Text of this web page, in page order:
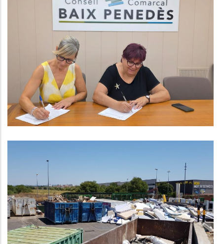
El Consell Comarcal Del Baix
Penedès I L’Ajuntament Del
Vendrell Signen Un Conveni Per
Impulsar Els Casals Inclusius
Aquest Estiu
Educació, S. socials
Mesura Temporal Per Garantir El
Correcte Funcionament De Les
Deixalleries Comarcals
Medi